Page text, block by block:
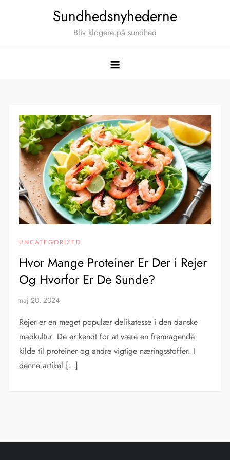
Sundhedsnyhederne
Bliv klogere på sundhed
UNCATEGORIZED
Hvor Mange Proteiner Er Der i Rejer
Og Hvorfor Er De Sunde?
Rejer er en meget populær delikatesse i den danske
madkultur. De er kendt for at være en fremragende
kilde til proteiner og andre vigtige næringsstoffer. I
denne artikel […]